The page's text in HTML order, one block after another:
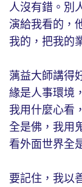
人沒有錯。別
演給我看的，
我的，把我的
蕅益大師講得
緣是人事環境
我用什麼心看
全是佛，我用
看外面世界全
要記住，我以